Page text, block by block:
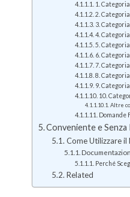
1.
2.
3.
4.
5. Categoria
6.
7. Categoria
8. Categoria
9.
10.
Altre
Domande
Conveniente e Senza
Come Utilizzare il
Perché
Related